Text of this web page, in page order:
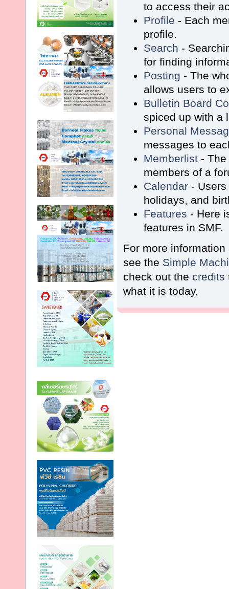
to access their
Profile - Each
profile.
Search -
for finding
Posting - The
allows users to
Bulletin Board
spiced up with a
Personal
messages to
Memberlist -
members of a
Calendar -
holidays, and
Features - Here
features in SMF.
For more
see the Simple
check out the credits
what it is today.